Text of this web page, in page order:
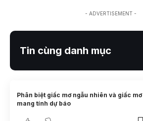
- ADVERTISEMENT -
Tin cùng danh mục
Phân biệt giấc mơ ngẫu nhiên và giấc mơ
mang tính dự báo